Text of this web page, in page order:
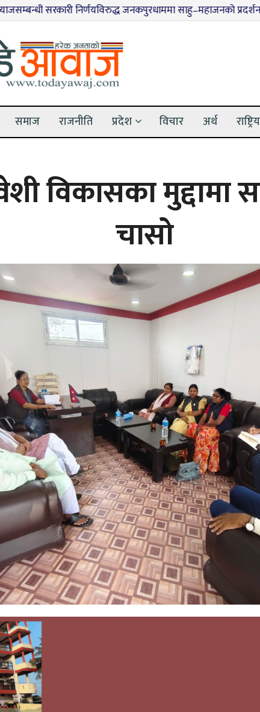
सरकारी निर्णयविरुद्ध जनकपुरधाममा साहु–महाजनको प्रदर्शन २ ६
समाज राजनीति प्रदेश विचार अर्थ राष्ट्रिय
विकासका मुद्दामा
चासो